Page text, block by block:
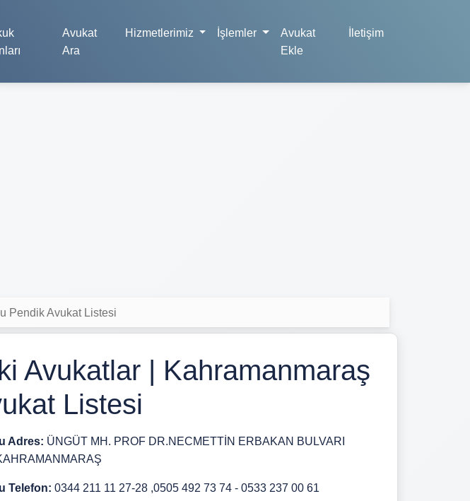
Avukat
Ara
Hizmetlerimiz İşlemler
Avukat
Ekle
İletişim
Pendik Avukat Listesi
Avukatlar | Kahramanmaraş
Listesi
Adres: ÜNGÜT MH. PROF DR.NECMETTİN ERBAKAN BULVARI
Telefon: 0344 211 11 27-28 ,0505 492 73 74 - 0533 237 00 61